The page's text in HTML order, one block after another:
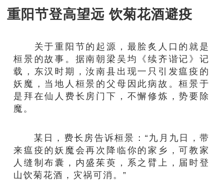
重阳节登高望远 饮菊花酒避疫
关于重阳节的起源，最脍炙人口的就是
桓景的故事。据南朝梁吴均《续齐谐记》记
载，东汉时期，汝南县出现一只引发瘟疫的
妖魔，当地人桓景的父母因此病故。桓景于
是拜在仙人费长房门下，不懈修炼，势要除
魔。
某日，费长房告诉桓景：“九月九日，带
来瘟疫的妖魔会再次降临你的家乡，可教家
人缝制布囊，内盛茱萸，系之臂上，届时登
山饮菊花酒，灾祸可消。”